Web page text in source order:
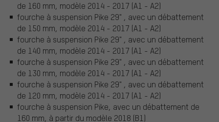
de 160 mm, modèle 2014 - 2017 (A1 - A2)
fourche à suspension Pike 29" , avec un débattement
de 150 mm, modèle 2014 - 2017 (A1 - A2)
fourche à suspension Pike 29" , avec un débattement
de 140 mm, modèle 2014 - 2017 (A1 - A2)
fourche à suspension Pike 29" , avec un débattement
de 130 mm, modèle 2014 - 2017 (A1 - A2)
fourche à suspension Pike 29" , avec un débattement
de 120 mm, modèle 2014 - 2017 (A1 - A2)
fourche à suspension Pike, avec un débattement de
160 mm, à partir du modèle 2018 (B1)